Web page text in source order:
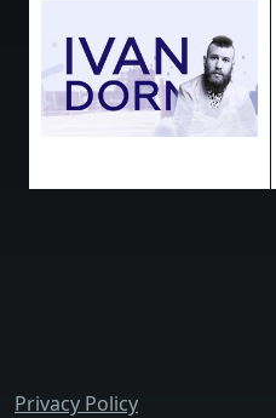
bottom_menu
Privacy Policy